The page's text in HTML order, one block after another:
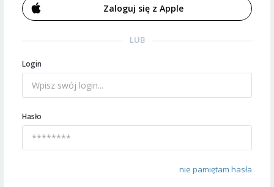
Zaloguj się z Apple
LUB
Login
Hasło
nie pamiętam hasła